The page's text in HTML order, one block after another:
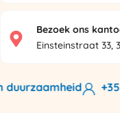
Bezoek ons
Einsteinstraat 33,
+35